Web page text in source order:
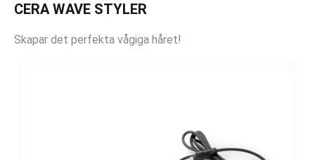
CERA WAVE STYLER
Skapar det perfekta vågiga håret!